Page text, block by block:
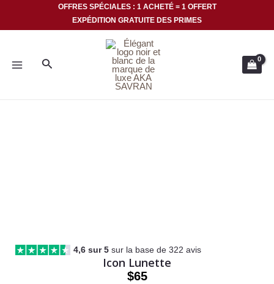
OFFRES SPÉCIALES : 1 ACHETÉ = 1 OFFERT
EXPÉDITION GRATUITE DES PRIMES
PRINCIPAL
Rechercher
4,6 sur 5 sur la base de 322 avis
Icon Lunette
$65